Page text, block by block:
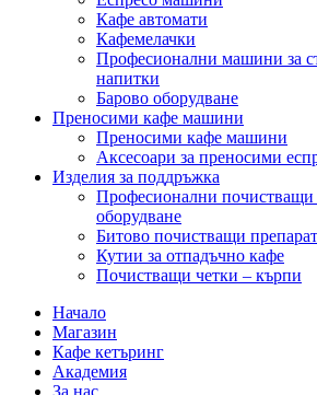
Кафе автомати
Кафемелачки
Професионални машини за
напитки
Барово оборудване
Преносими кафе машини
Преносими кафе машини
Аксесоари за преносими
Изделия за поддръжка
Професионални почистващи
оборудване
Битово почистващи
Кутии за отпадъчно кафе
Почистващи четки – кърпи
Начало
Магазин
Кафе кетъринг
Академия